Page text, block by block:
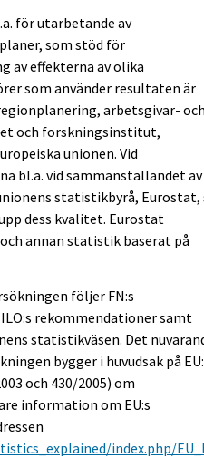
för utarbetande av
som stöd för
av effekterna av olika
som använder resultaten är
arbetsgivar-
och forskningsinstitut,
unionen. Vid
bl.a. vid sammanställandet av
statistikbyrå,
dess kvalitet. Eurostat
annan statistik baserat på
följer FN:s
rekommendationer samt
statistikväsen. Det
bygger i huvudsak på
och 430/2005) om
information om EU:s
index.php/